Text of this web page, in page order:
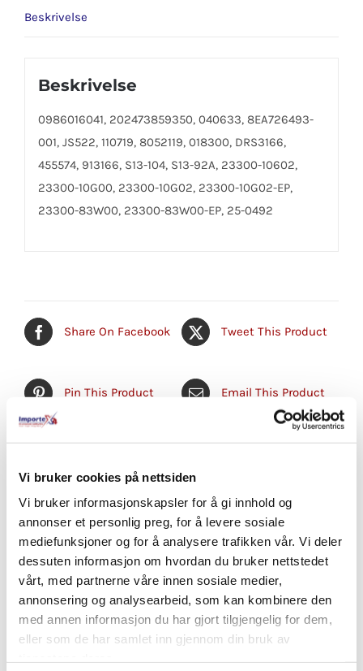
Vi bruker cookies på nettsiden
Vi bruker informasjonskapsler for å gi innhold og
annonser et personlig preg, for å levere sosiale
mediefunksjoner og for å analysere trafikken vår. Vi deler
dessuten informasjon om hvordan du bruker nettstedet
vårt, med partnerne våre innen sosiale medier,
annonsering og analysearbeid, som kan kombinere den
med annen informasjon du har gjort tilgjengelig for dem,
eller som de har samlet inn gjennom din bruk av
Beskrivelse
Beskrivelse
0986016041, 202473859350, 040633, 8EA726493-
001, JS522, 110719, 8052119, 018300, DRS3166,
455574, 913166, S13-104, S13-92A, 23300-10602,
23300-10G00, 23300-10G02, 23300-10G02-EP,
23300-83W00, 23300-83W00-EP, 25-0492
Share On Facebook Tweet This Product
Pin This Product Email This Product
Relaterte produkter